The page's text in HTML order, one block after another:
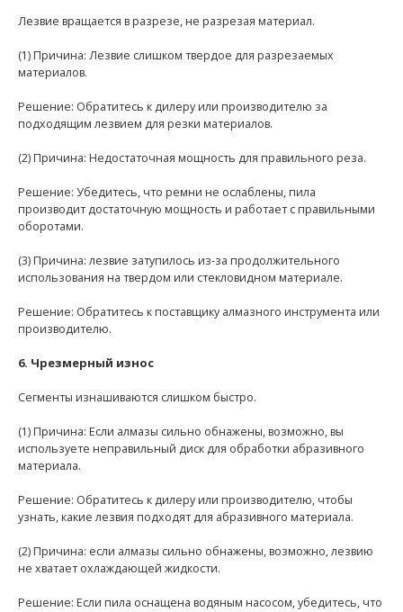
Лезвие вращается в разрезе, не разрезая материал.
(1) Причина: Лезвие слишком твердое для разрезаемых
материалов.
Решение: Обратитесь к дилеру или производителю за
подходящим лезвием для резки материалов.
(2) Причина: Недостаточная мощность для правильного реза.
Решение: Убедитесь, что ремни не ослаблены, пила
производит достаточную мощность и работает с правильными
оборотами.
(3) Причина: лезвие затупилось из-за продолжительного
использования на твердом или стекловидном материале.
Решение: Обратитесь к поставщику алмазного инструмента или
производителю.
6. Чрезмерный износ
Сегменты изнашиваются слишком быстро.
(1) Причина: Если алмазы сильно обнажены, возможно, вы
используете неправильный диск для обработки абразивного
материала.
Решение: Обратитесь к дилеру или производителю, чтобы
узнать, какие лезвия подходят для абразивного материала.
(2) Причина: если алмазы сильно обнажены, возможно, лезвию
не хватает охлаждающей жидкости.
Решение: Если пила оснащена водяным насосом, убедитесь, что